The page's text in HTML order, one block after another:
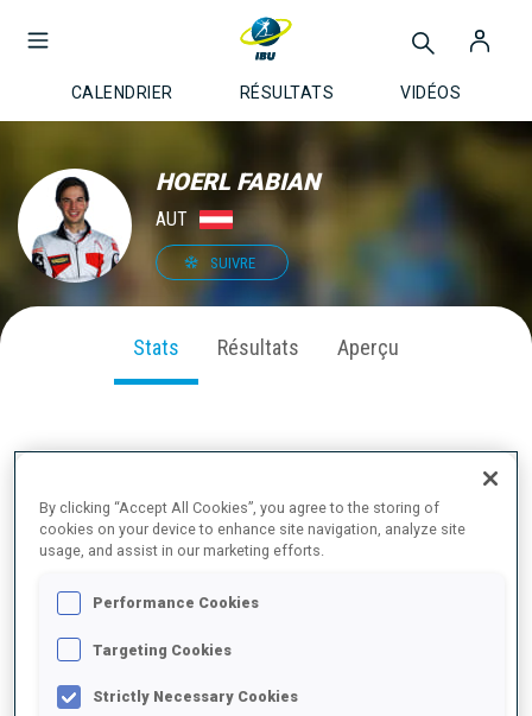
CALENDRIER RÉSULTATS VIDÉOS
HOERL FABIAN
AUT
SUIVRE
Stats Résultats Aperçu
2025/2026
MOYENNE DE PERFORMANCE
By clicking “Accept All Cookies”, you agree to the storing of
cookies on your device to enhance site navigation, analyze site
usage, and assist in our marketing efforts.
Performance Cookies
Targeting Cookies
Strictly Necessary Cookies